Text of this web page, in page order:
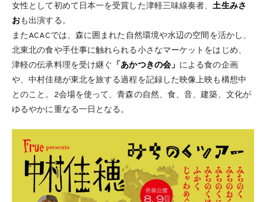
女性として初めて日本一を受賞した津軽三味線奏者、土生みさ
おも出演する。
またACACでは、森に囲まれた自然環境や水辺の空間を活かし、
北東北の食や手仕事に触れられる小さなマーケットをはじめ、
津軽の伝承料理を受け継ぐ 「あかつきの会」 による食の企画
や、中村佳穂が東北を旅する過程を記録した映像上映も構想中
とのこと。2会場を使って、青森の自然、食、音、建築、文化が
ゆるやかに重なる一日となる。